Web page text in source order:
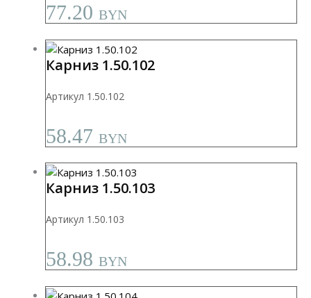
77.20 BYN
Карниз 1.50.102
Артикул 1.50.102
58.47 BYN
Карниз 1.50.103
Артикул 1.50.103
58.98 BYN